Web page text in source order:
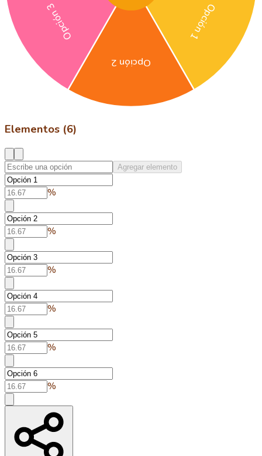
Opción 1
Opción 2
Opción 3
Elementos (6)
Agregar elemento
%
%
%
%
%
%